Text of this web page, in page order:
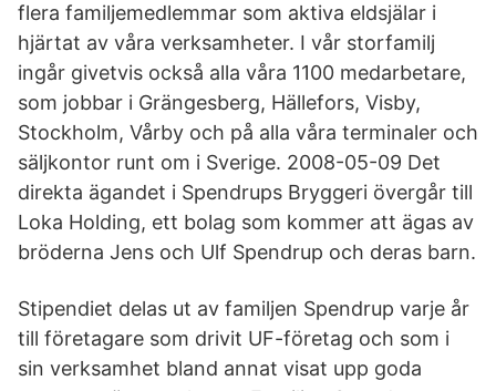
flera familjemedlemmar som aktiva eldsjälar i
hjärtat av våra verksamheter. I vår storfamilj
ingår givetvis också alla våra 1100 medarbetare,
som jobbar i Grängesberg, Hällefors, Visby,
Stockholm, Vårby och på alla våra terminaler och
säljkontor runt om i Sverige. 2008-05-09 Det
direkta ägandet i Spendrups Bryggeri övergår till
Loka Holding, ett bolag som kommer att ägas av
bröderna Jens och Ulf Spendrup och deras barn.
Stipendiet delas ut av familjen Spendrup varje år
till företagare som drivit UF-företag och som i
sin verksamhet bland annat visat upp goda